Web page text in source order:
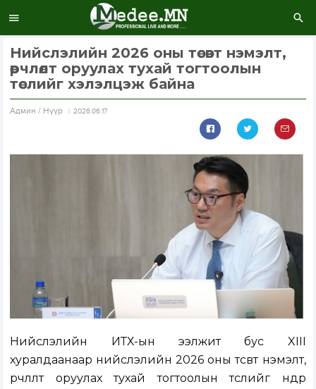
Нийслэлийн 2026 оны төсөвт нэмэлт,
өөрчлөлт оруулах тухай тогтоолын
төслийг хэлэлцэж байна
Aдмин / Нүүр 2026.06.17
Нийслэлийн ИТХ-ын ээлжит бус XIII
хуралдаанаар нийслэлийн 2026 оны төсөвт нэмэлт,
өөрчлөлт оруулах тухай тогтоолын төслийг өнөөдөр